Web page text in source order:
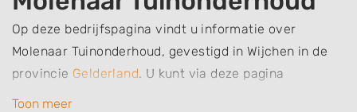
Op deze bedrijfspagina vindt u informatie over
Molenaar Tuinonderhoud, gevestigd in Wijchen in de
provincie Gelderland. U kunt via deze pagina
eenvoudig contact met het bedrijf opnemen door te
Toon meer